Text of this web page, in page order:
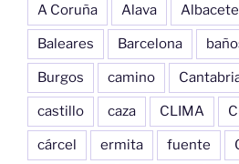
A Coruña Alava Albacete
Baleares Barcelona
Burgos camino
castillo caza CLIMA
cárcel ermita fuente